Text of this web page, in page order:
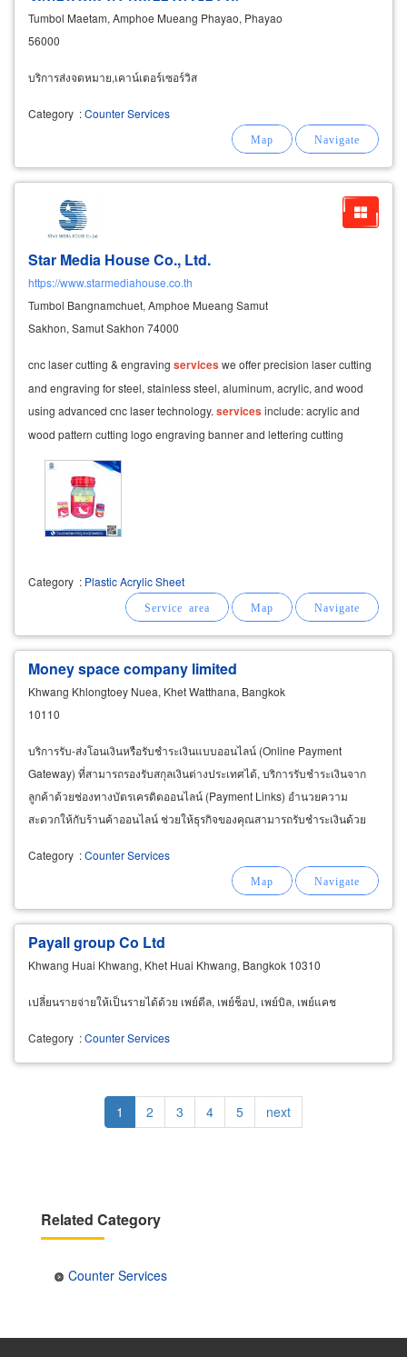
Tumbol Maetam, Amphoe Mueang Phayao, Phayao
56000
บริการส่งจดหมาย,เคาน์เตอร์เซอร์วิส
Category :Counter Services
Star Media House Co., Ltd.
https://www.starmediahouse.co.th
Tumbol Bangnamchuet, Amphoe Mueang Samut
Sakhon, Samut Sakhon 74000
cnc laser cutting & engraving serviceswe offer precision laser cutting
and engraving for steel, stainless steel, aluminum, acrylic, and wood
using advanced cnc laser technology. servicesinclude: acrylic and
wood pattern cutting logo engraving banner and lettering cutting
Category : Plastic Acrylic Sheet
Money space company limited
Khwang Khlongtoey Nuea, Khet Watthana, Bangkok
10110
บริการรับ-ส่งโอนเงินหรือรับชำระเงินแบบออนไลน์ (Online Payment
Gateway) ที่สามารถรองรับสกุลเงินต่างประเทศได้, บริการรับชำระเงินจาก
ลูกค้าด้วยช่องทางบัตรเครดิตออนไลน์ (Payment Links) อำนวยความ
สะดวกให้กับร้านค้าออนไลน์ ช่วยให้ธุรกิจของคุณสามารถรับชำระเงินด้วย
Category :Counter Services
Payall group Co Ltd
Khwang Huai Khwang, Khet Huai Khwang, Bangkok 10310
เปลี่ยนรายจ่ายให้เป็นรายได้ด้วย เพย์ดีล, เพย์ช็อป, เพย์บิล, เพย์แคช
Category :Counter Services
Pagination Current
page
1 Page
2 Page
3 Page
4 Page
5
Next
page
next
Related Category
Counter Services